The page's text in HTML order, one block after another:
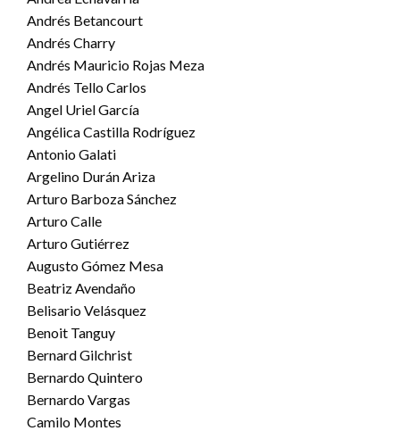
Andrés Betancourt
Andrés Charry
Andrés Mauricio Rojas Meza
Andrés Tello Carlos
Angel Uriel García
Angélica Castilla Rodríguez
Antonio Galati
Argelino Durán Ariza
Arturo Barboza Sánchez
Arturo Calle
Arturo Gutiérrez
Augusto Gómez Mesa
Beatriz Avendaño
Belisario Velásquez
Benoit Tanguy
Bernard Gilchrist
Bernardo Quintero
Bernardo Vargas
Camilo Montes